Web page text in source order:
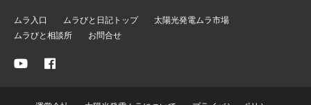
ムラ入口 ムラびと日記トップ
太陽光発電ムラ市場
ムラびと相談所
お問合せ